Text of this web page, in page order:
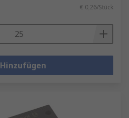
€ 0,26/Stück
Hinzufügen